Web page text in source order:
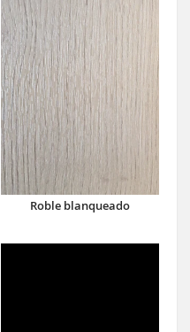
Roble blanqueado